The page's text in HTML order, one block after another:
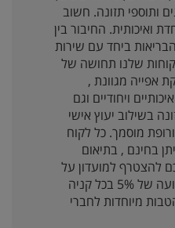
ותוספי תזונה. חשוב
ואיכותית. החיבור בין
ביחד עם שירות
שלנו תחושה של
אפייה מגוונת ,
ויחודיים וגם
בשילוב יעוץ אישי
מוסמך. כל לקוח
בחינם , בתיאום
להצטרף למועדון על
המשקל להנות מהנחה קבועה של 5% בכל קניה
מיוחדות לחברי